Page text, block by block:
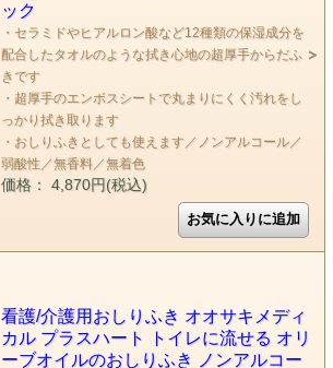
ック
・セラミドやヒアルロン酸など12種類の保湿成分を
配合したタオルのような拭き心地の超厚手からだふ
きです
・超厚手のエンボスシートで丸まりにくく汚れをし
っかり拭き取ります
・おしりふきとしても使えます／ノンアルコール／
弱酸性／無香料／無着色
価格： 4,870円(税込)
看護/介護用おしりふき オオサキメディ
カル プラスハート トイレに流せる オリ
ーブオイルのおしりふき ノンアルコー